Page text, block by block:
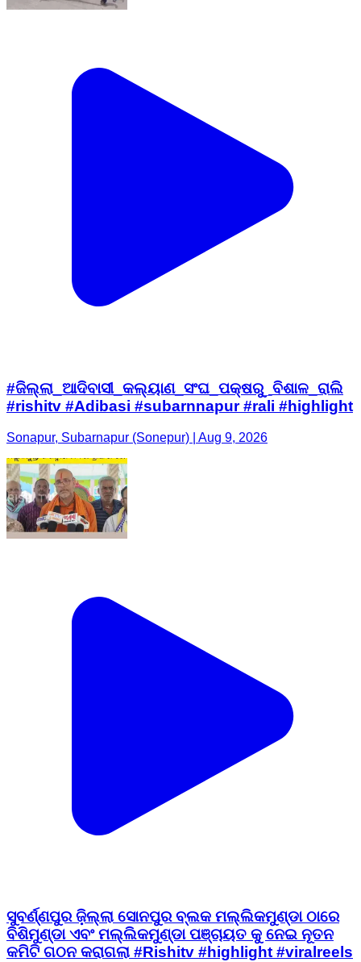
#ଜିଲ୍ଲା_ଆଦିବାସୀ_କଲ୍ୟାଣ_ସଂଘ_ପକ୍ଷରୁ_ବିଶାଳ_ରାଲି
#rishitv #Adibasi #subarnnapur #rali #highlight
Sonapur, Subarnapur (Sonepur) | Aug 9, 2026
ସୁବର୍ଣ୍ଣପୁର ଜ଼ିଲ୍ଲା ସୋନପୁର ବ୍ଲକ ମଲ୍ଲିକମୁଣ୍ଡା ଠାରେ
ବିଶିମୁଣ୍ଡା ଏବଂ ମଲ୍ଲିକମୁଣ୍ଡା ପଞ୍ଚାୟତ କୁ ନେଇ ନୂତନ
କମିଟି ଗଠନ କରାଗଲା #Rishitv #highlight #viralreels